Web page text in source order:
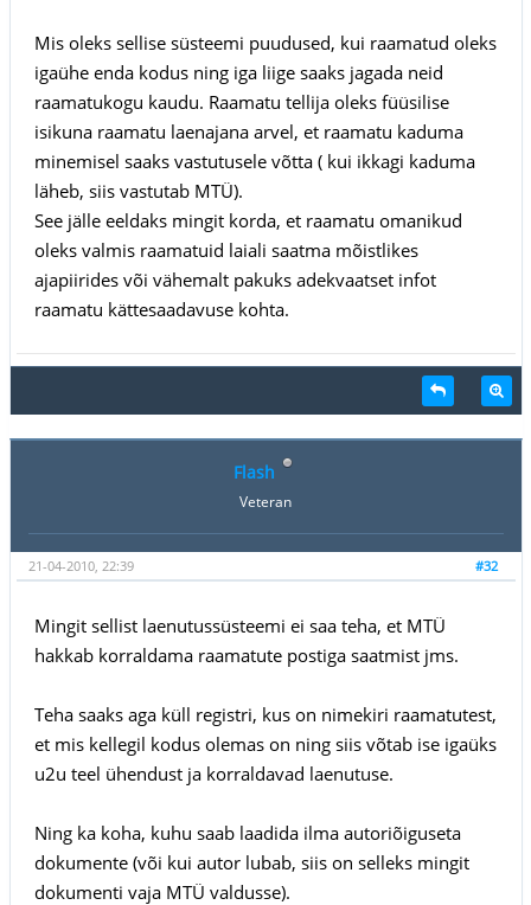
Mis oleks sellise süsteemi puudused, kui raamatud oleks
igaühe enda kodus ning iga liige saaks jagada neid
raamatukogu kaudu. Raamatu tellija oleks füüsilise
isikuna raamatu laenajana arvel, et raamatu kaduma
minemisel saaks vastutusele võtta ( kui ikkagi kaduma
läheb, siis vastutab MTÜ).
See jälle eeldaks mingit korda, et raamatu omanikud
oleks valmis raamatuid laiali saatma mõistlikes
ajapiirides või vähemalt pakuks adekvaatset infot
raamatu kättesaadavuse kohta.
Flash
Veteran
#32
21-04-2010, 22:39
Mingit sellist laenutussüsteemi ei saa teha, et MTÜ
hakkab korraldama raamatute postiga saatmist jms.
Teha saaks aga küll registri, kus on nimekiri raamatutest,
et mis kellegil kodus olemas on ning siis võtab ise igaüks
u2u teel ühendust ja korraldavad laenutuse.
Ning ka koha, kuhu saab laadida ilma autoriõiguseta
dokumente (või kui autor lubab, siis on selleks mingit
dokumenti vaja MTÜ valdusse).